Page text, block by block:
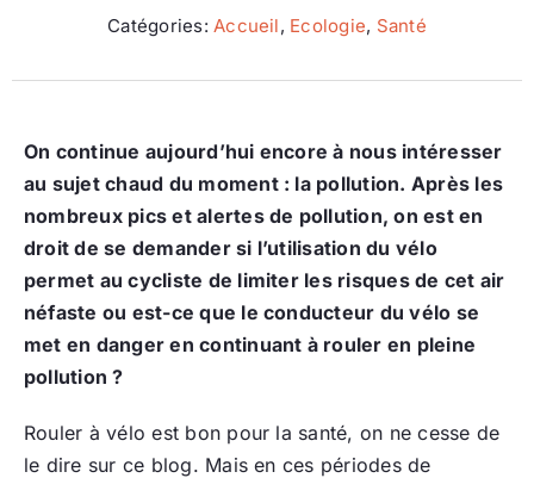
Catégories: Accueil, Ecologie, Santé
On continue aujourd’hui encore à nous intéresser
au sujet chaud du moment : la pollution. Après les
nombreux pics et alertes de pollution, on est en
droit de se demander si l’utilisation du vélo
permet au cycliste de limiter les risques de cet air
néfaste ou est-ce que le conducteur du vélo se
met en danger en continuant à rouler en pleine
pollution ?
Rouler à vélo est bon pour la santé, on ne cesse de
le dire sur ce blog. Mais en ces périodes de